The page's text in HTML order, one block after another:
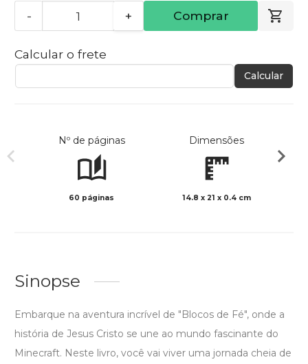
- + Comprar
Calcular o frete
Calcular
Nº de páginas
60 páginas
Dimensões
14.8 x 21 x 0.4 cm
Sinopse
Embarque na aventura incrível de "Blocos de Fé", onde a
história de Jesus Cristo se une ao mundo fascinante do
Minecraft. Neste livro, você vai viver uma jornada cheia de